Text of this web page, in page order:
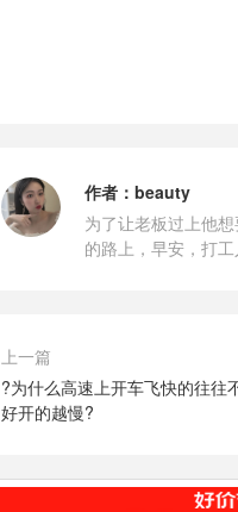
作者： beauty
为了让老板过上他
的路上，早安，打工
上一篇
?为什么高速上开车飞快的往往
好开的越慢?